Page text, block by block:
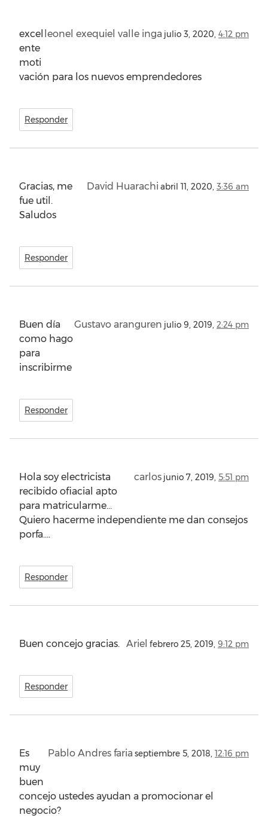
leonel exequiel valle inga julio 3, 2020, 4:12 pm
excel
ente
moti
vación para los nuevos emprendedores
Responder
David Huarachi abril 11, 2020, 3:36 am
Gracias, me
fue util.
Saludos
Responder
Gustavo aranguren julio 9, 2019, 2:24 pm
Buen día
como hago
para
inscribirme
Responder
carlos junio 7, 2019, 5:51 pm
Hola soy electricista
recibido ofiacial apto
para matricularme…
Quiero hacerme independiente me dan consejos
porfa….
Responder
Ariel febrero 25, 2019, 9:12 pm
Buen concejo gracias.
Responder
Pablo Andres faria septiembre 5, 2018, 12:16 pm
Es
muy
buen
concejo ustedes ayudan a promocionar el
negocio?